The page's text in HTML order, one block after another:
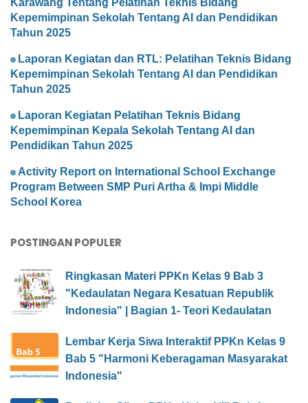
Karawang Tentang Pelatihan Teknis Bidang
Kepemimpinan Sekolah Tentang AI dan Pendidikan
Tahun 2025
Laporan Kegiatan dan RTL: Pelatihan Teknis Bidang
Kepemimpinan Sekolah Tentang AI dan Pendidikan
Tahun 2025
Laporan Kegiatan Pelatihan Teknis Bidang
Kepemimpinan Kepala Sekolah Tentang AI dan
Pendidikan Tahun 2025
Activity Report on International School Exchange
Program Between SMP Puri Artha & Impi Middle
School Korea
POSTINGAN POPULER
Ringkasan Materi PPKn Kelas 9 Bab 3
"Kedaulatan Negara Kesatuan Republik
Indonesia" | Bagian 1- Teori Kedaulatan
Lembar Kerja Siwa Interaktif PPKn Kelas 9
Bab 5 "Harmoni Keberagaman Masyarakat
Indonesia"